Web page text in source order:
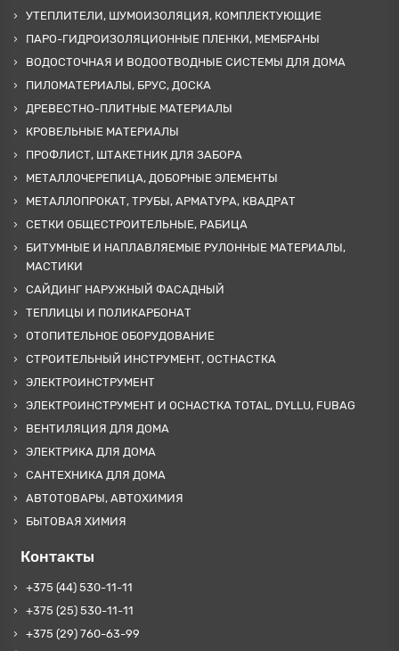
УТЕПЛИТЕЛИ, ШУМОИЗОЛЯЦИЯ, КОМПЛЕКТУЮЩИЕ
ПАРО-ГИДРОИЗОЛЯЦИОННЫЕ ПЛЕНКИ, МЕМБРАНЫ
ВОДОСТОЧНАЯ И ВОДООТВОДНЫЕ СИСТЕМЫ ДЛЯ ДОМА
ПИЛОМАТЕРИАЛЫ, БРУС, ДОСКА
ДРЕВЕСТНО-ПЛИТНЫЕ МАТЕРИАЛЫ
КРОВЕЛЬНЫЕ МАТЕРИАЛЫ
ПРОФЛИСТ, ШТАКЕТНИК ДЛЯ ЗАБОРА
МЕТАЛЛОЧЕРЕПИЦА, ДОБОРНЫЕ ЭЛЕМЕНТЫ
МЕТАЛЛОПРОКАТ, ТРУБЫ, АРМАТУРА, КВАДРАТ
СЕТКИ ОБЩЕСТРОИТЕЛЬНЫЕ, РАБИЦА
БИТУМНЫЕ И НАПЛАВЛЯЕМЫЕ РУЛОННЫЕ МАТЕРИАЛЫ,
МАСТИКИ
САЙДИНГ НАРУЖНЫЙ ФАСАДНЫЙ
ТЕПЛИЦЫ И ПОЛИКАРБОНАТ
ОТОПИТЕЛЬНОЕ ОБОРУДОВАНИЕ
СТРОИТЕЛЬНЫЙ ИНСТРУМЕНТ, ОСТНАСТКА
ЭЛЕКТРОИНСТРУМЕНТ
ЭЛЕКТРОИНСТРУМЕНТ И ОСНАСТКА TOTAL, DYLLU, FUBAG
ВЕНТИЛЯЦИЯ ДЛЯ ДОМА
ЭЛЕКТРИКА ДЛЯ ДОМА
САНТЕХНИКА ДЛЯ ДОМА
АВТОТОВАРЫ, АВТОХИМИЯ
БЫТОВАЯ ХИМИЯ
Контакты
+375 (44) 530-11-11
+375 (25) 530-11-11
+375 (29) 760-63-99